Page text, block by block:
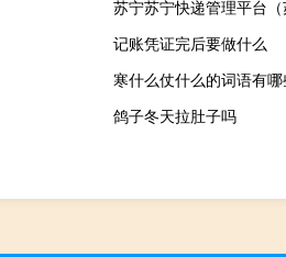
苏宁苏宁快递管理平台（
记账凭证完后要做什么
寒什么仗什么的词语有哪
鸽子冬天拉肚子吗